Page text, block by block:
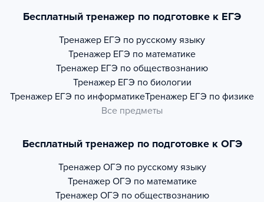
Бесплатный тренажер по подготовке к ЕГЭ
Тренажер ЕГЭ по русскому языку
Тренажер ЕГЭ по математике
Тренажер ЕГЭ по обществознанию
Тренажер ЕГЭ по биологии
Тренажер ЕГЭ по информатикеТренажер ЕГЭ по физике
Все предметы
Бесплатный тренажер по подготовке к ОГЭ
Тренажер ОГЭ по русскому языку
Тренажер ОГЭ по математике
Тренажер ОГЭ по обществознанию